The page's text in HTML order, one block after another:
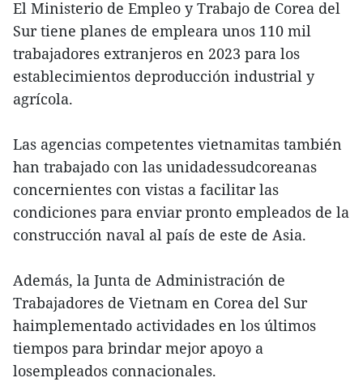
El Ministerio de Empleo y Trabajo de Corea del
Sur tiene planes de empleara unos 110 mil
trabajadores extranjeros en 2023 para los
establecimientos deproducción industrial y
agrícola.
Las agencias competentes vietnamitas también
han trabajado con las unidadessudcoreanas
concernientes con vistas a facilitar las
condiciones para enviar pronto empleados de la
construcción naval al país de este de Asia.
Además, la Junta de Administración de
Trabajadores de Vietnam en Corea del Sur
haimplementado actividades en los últimos
tiempos para brindar mejor apoyo a
losempleados connacionales.